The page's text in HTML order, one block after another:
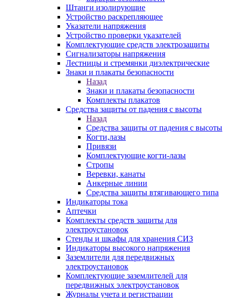
Штанги изолирующие
Устройство раскрепляющее
Указатели напряжения
Устройство проверки указателей
Комплектующие средств электрозащиты
Сигнализаторы напряжения
Лестницы и стремянки диэлектрические
Знаки и плакаты безопасности
Назад
Знаки и плакаты безопасности
Комплекты плакатов
Средства защиты от падения с высоты
Назад
Средства защиты от падения с высоты
Когти,лазы
Привязи
Комплектующие когти-лазы
Стропы
Веревки, канаты
Анкерные линии
Средства защиты втягивающего типа
Индикаторы тока
Аптечки
Комплекты средств защиты для
электроустановок
Стенды и шкафы для хранения СИЗ
Индикаторы высокого напряжения
Заземлители для передвижных
электроустановок
Комплектующие заземлителей для
передвижных электроустановок
Журналы учета и регистрации